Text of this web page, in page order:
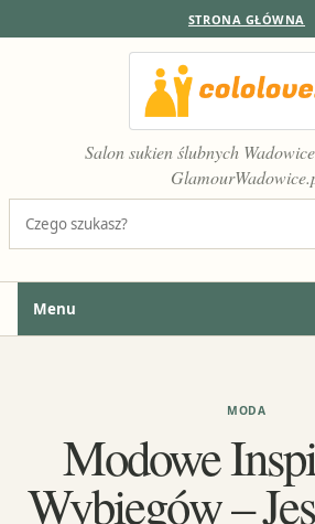
STRONA GŁÓWNA
Salon sukien ślubnych
Menu
MODA
Modowe
Wybiegów –